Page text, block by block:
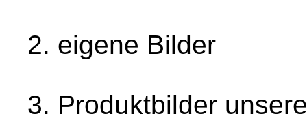
2. eigene Bilder
3. Produktbilder